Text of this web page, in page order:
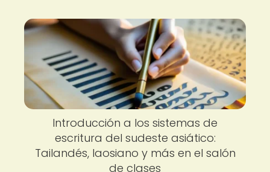
Introducción a los sistemas de
escritura del sudeste asiático:
Tailandés, laosiano y más en el salón
de clases